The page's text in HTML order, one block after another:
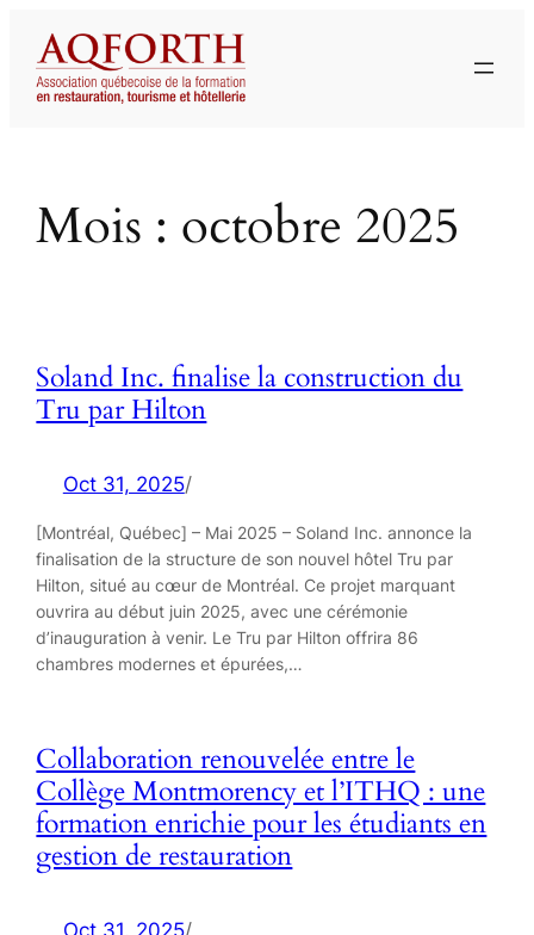
contenu
Mois : octobre 2025
Soland Inc. finalise la construction du
Tru par Hilton
Oct 31, 2025/
[Montréal, Québec] – Mai 2025 – Soland Inc. annonce la
finalisation de la structure de son nouvel hôtel Tru par
Hilton, situé au cœur de Montréal. Ce projet marquant
ouvrira au début juin 2025, avec une cérémonie
d’inauguration à venir. Le Tru par Hilton offrira 86
chambres modernes et épurées,…
Collaboration renouvelée entre le
Collège Montmorency et l’ITHQ : une
formation enrichie pour les étudiants en
gestion de restauration